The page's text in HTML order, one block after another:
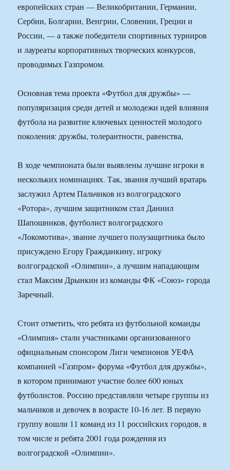
европейских стран — Великобритании, Германии,
Сербии, Болгарии, Венгрии, Словении, Греции и
России, — а также победители спортивных турниров
и лауреаты корпоративных творческих конкурсов,
проводимых Газпромом.
Основная тема проекта «Футбол для дружбы» —
популяризация среди детей и молодежи идей влияния
футбола на развитие ключевых ценностей молодого
поколения: дружбы, толерантности, равенства,
В ходе чемпионата были выявлены лучшие игроки в
нескольких номинациях. Так, звания лучший вратарь
заслужил Артем Пальчиков из волгоградского
«Ротора», лучшим защитником стал Даниил
Шапошников, футболист волгоградского
«Локомотива», звание лучшего полузащитника было
присуждено Егору Гражданкину, игроку
волгоградской «Олимпии», а лучшим нападающим
стал Максим Дрынкин из команды ФК «Союз» города
Заречный.
Стоит отметить, что ребята из футбольной команды
«Олимпия» стали участниками организованного
официальным спонсором Лиги чемпионов УЕФА
компанией «Газпром» форума «Футбол для дружбы»,
в котором принимают участие более 600 юных
футболистов. Россию представляли четыре группы из
мальчиков и девочек в возрасте 10-16 лет. В первую
группу вошли 11 команд из 11 российских городов, в
том числе и ребята 2001 года рождения из
волгоградской «Олимпии».